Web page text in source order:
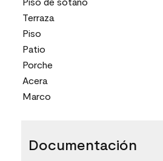
Terraza
Piso
Patio
Porche
Acera
Marco
Documentación